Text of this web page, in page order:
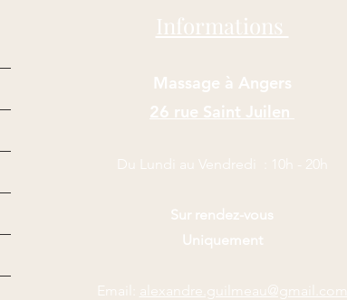
Informations
Massage à Angers
26 rue Saint Juilen
Du Lundi au Vendredi : 10h - 20h
Sur rendez-vous
Uniquement
Email: alexandre.guilmeau@gmail.com